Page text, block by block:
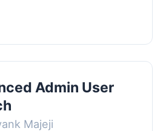
posts, pages,
WooC...
Admin User
Majeji